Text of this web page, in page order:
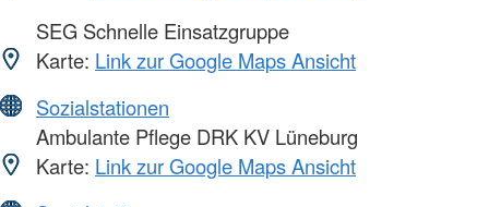
SEG Schnelle Einsatzgruppe
Karte: Link zur Google Maps Ansicht
Sozialstationen
Ambulante Pflege DRK KV Lüneburg
Karte: Link zur Google Maps Ansicht